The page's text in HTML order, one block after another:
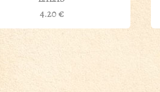
4.20€